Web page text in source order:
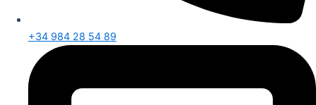
+34 984 28 54 89